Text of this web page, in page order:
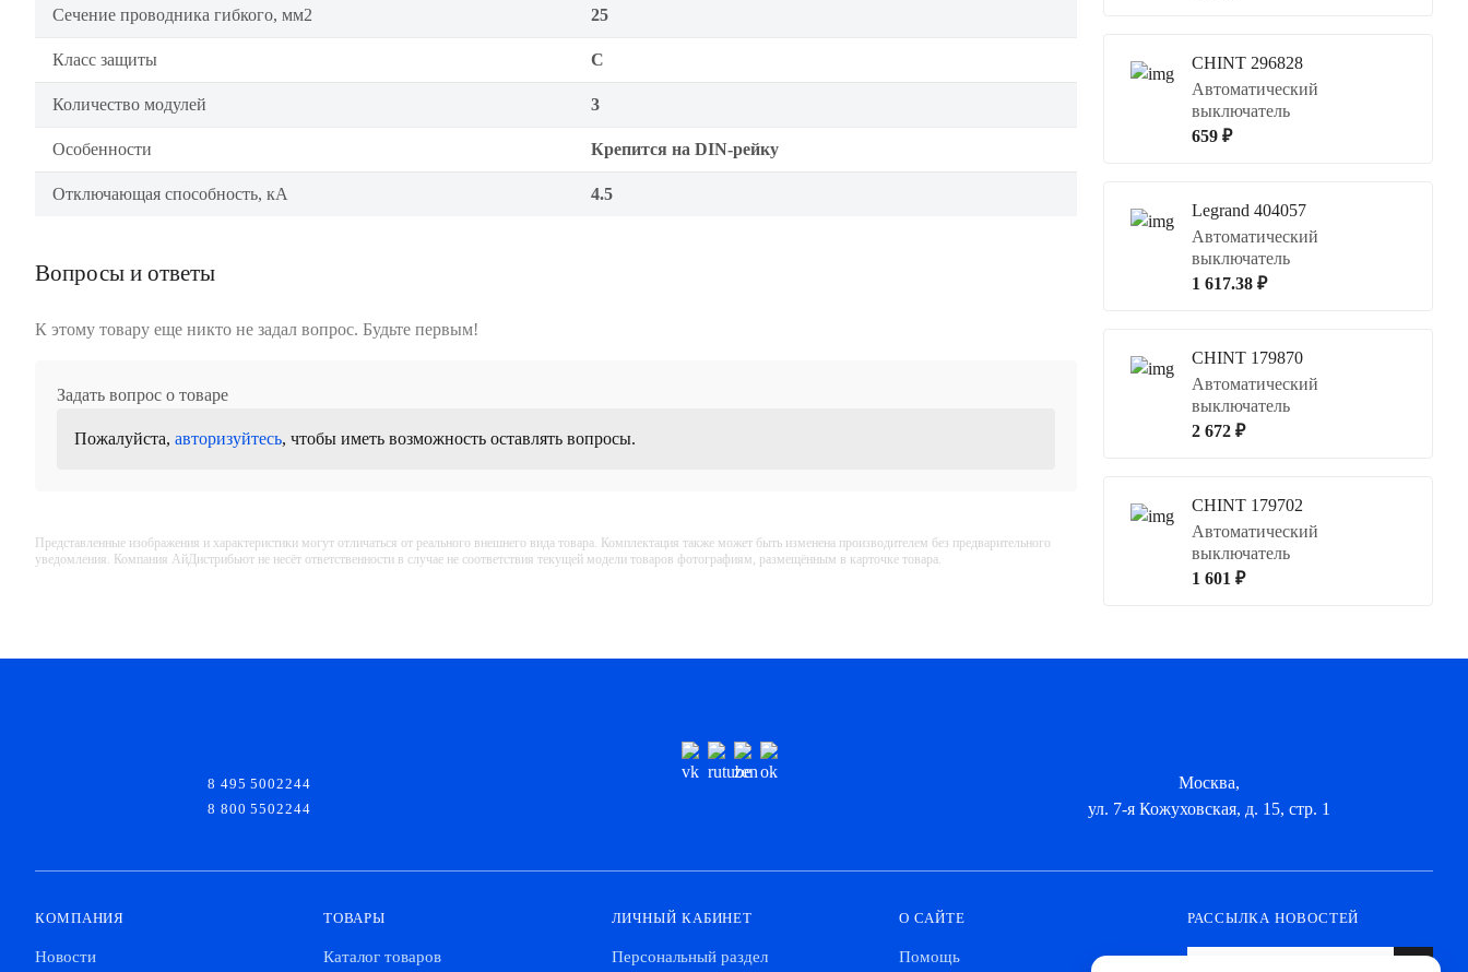
Сечение проводника гибкого, мм2 25
Класс защиты C
Количество модулей 3
Особенности Крепится на DIN-рейку
Отключающая способность, кА 4.5
Вопросы и ответы
К этому товару еще никто не задал вопрос. Будьте первым!
Задать вопрос о товаре
Пожалуйста, авторизуйтесь, чтобы иметь возможность оставлять вопросы.
Представленные изображения и характеристики могут отличаться от реального внешнего вида товара. Комплектация также может быть изменена производителем без предварительного
уведомления. Компания АйДистрибьют не несёт ответственности в случае не соответствия текущей модели товаров фотографиям, размещённым в карточке товара.
CHINT 296828
Автоматический
выключатель
659 ₽
Legrand 404057
Автоматический
выключатель
1 617.38 ₽
CHINT 179870
Автоматический
выключатель
2 672 ₽
CHINT 179702
Автоматический
выключатель
1 601 ₽
8 495 5002244
8 800 5502244
Москва,
ул. 7-я Кожуховская, д. 15, стр. 1
КОМПАНИЯ
Новости
ТОВАРЫ
Каталог товаров
ЛИЧНЫЙ КАБИНЕТ
Персональный раздел
О САЙТЕ
Помощь
РАССЫЛКА НОВОСТЕЙ